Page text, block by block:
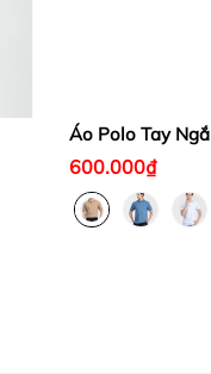
Áo Polo Tay
600.000₫